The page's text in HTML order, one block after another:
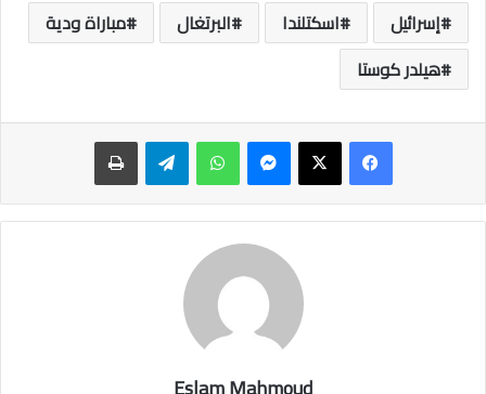
إسرائيل اسكتلندا البرتغال
مباراة ودية
هيلدر كوستا
ماسنجر واتساب تيلقرام